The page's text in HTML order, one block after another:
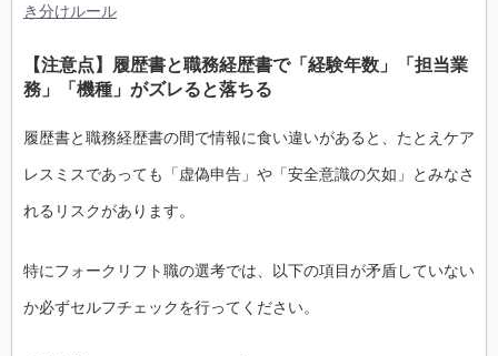
き分けルール
【注意点】履歴書と職務経歴書で「経験年数」「担当業
務」「機種」がズレると落ちる
履歴書と職務経歴書の間で情報に食い違いがあると、たとえケア
レスミスであっても「虚偽申告」や「安全意識の欠如」とみなさ
れるリスクがあります。
特にフォークリフト職の選考では、以下の項目が矛盾していない
か必ずセルフチェックを行ってください。